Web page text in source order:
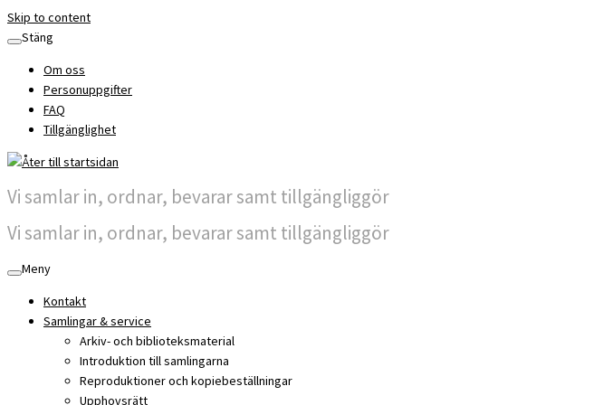
Skip to content
Stäng
Om oss
Personuppgifter
FAQ
Tillgänglighet
Vi samlar in, ordnar, bevarar samt tillgängliggör
Vi samlar in, ordnar, bevarar samt tillgängliggör
Meny
Kontakt
Samlingar & service
Arkiv- och biblioteksmaterial
Introduktion till samlingarna
Reproduktioner och kopiebeställningar
Upphovsrätt